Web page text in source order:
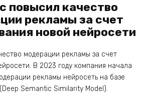
повысил качество
рекламы за счет
новой нейросети
модерации рекламы за счет
В 2023 году компания начала
рекламы нейросеть на базе
Semantic Similarity Model).